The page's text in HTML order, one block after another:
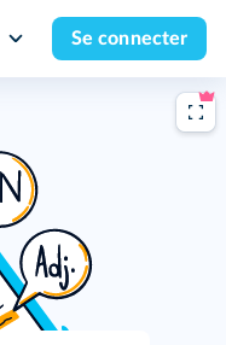
Se connecter